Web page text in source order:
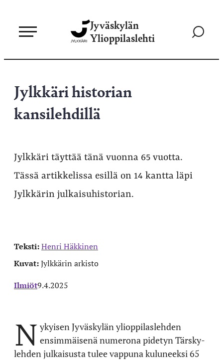
sisältöön
Jyväskylän
Ylioppilaslehti
Siirry
Jylkkäri historian
kansilehdillä
Jylkkäri täyttää tänä vuonna 65 vuotta.
Tässä artikkelissa esillä on 14 kantta läpi
Jylkkärin julkaisuhistorian.
Teksti:Henri Häkkinen
Kuvat:Jylkkärin arkisto
Ilmiöt9.4.2025
N ykyisen Jyväskylän ylioppilaslehden
ensimmäisenä numerona pidetyn Tärsky-
lehden julkaisusta tulee vappuna kuluneeksi 65